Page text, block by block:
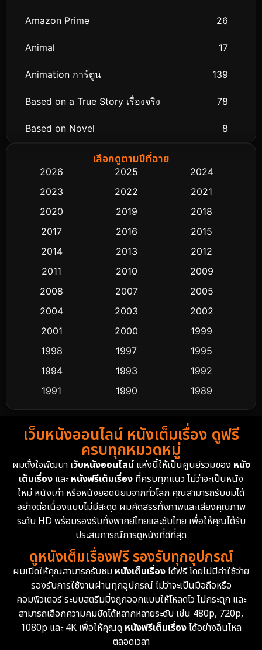
Amazon Prime 26
Animal 17
Animation การ์ตูน 139
Based on a True Story เรื่องจริง 78
Based on Novel 8
Biography ชีวิตจริง
Classic หนังคลาสสิก
Comedy ตลก 428
Crime อาชญากรรม 503
Cult Film
Dance เต้น
Detective สืบสวน
Detective สืบสวน
Disney+ 4
Documentary สารคดี 93
Drama ดราม่า
Dystopian 16
Emotional 61
Epic มหากาพย์ 213
เลือกดูตามปีที่ฉาย
2026 2025
2024
2023
2022
2021
2020
2019
2018
2017
2016
2015
2014
2013
2012
2011
2010
2009
2008
2007
2005
2004
2003
2002
2001
2000
1999
1998
1997
1995
1994
1993
1992
1991
1990
1989
1988
1986
1985
1983
1982
1981
1974
1962
เว็บหนังออนไลน์ หนังเต็มเรื่อง ดูฟรี
ครบทุกหมวดหมู่
ผมตั้งใจพัฒนา เว็บหนังออนไลน์แห่งนี้ให้เป็นศูนย์รวมของ หนัง
เต็มเรื่อง และหนังฟรีเต็มเรื่อง ที่ครบทุกแนว ไม่ว่าจะเป็นหนัง
ใหม่ หนังเก่า หรือหนังยอดนิยมจากทั่วโลก คุณสามารถรับชมได้
อย่างต่อเนื่องแบบไม่มีสะดุด ผมคัดสรรทั้งภาพและเสียงคุณภาพ
ระดับ HD พร้อมรองรับทั้งพากย์ไทยและซับไทย เพื่อให้คุณได้รับ
ประสบการณ์การดูหนังที่ดีที่สุด
ดูหนังเต็มเรื่องฟรี รองรับทุกอุปกรณ์
ผมเปิดให้คุณสามารถรับชม หนังเต็มเรื่องได้ฟรี โดยไม่มีค่าใช้จ่าย
รองรับการใช้งานผ่านทุกอุปกรณ์ ไม่ว่าจะเป็นมือถือหรือ
คอมพิวเตอร์ ระบบสตรีมมิ่งถูกออกแบบให้โหลดไว ไม่กระตุก และ
สามารถเลือกความคมชัดได้หลากหลายระดับ เช่น 480p, 720p,
1080p และ 4K เพื่อให้คุณดูหนังฟรีเต็มเรื่องได้อย่างลื่นไหล
ตลอดเวลา